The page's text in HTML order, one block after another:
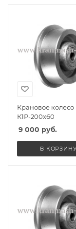
Крановое колесо
К1Р-200х60
9 000 руб.
В КОРЗИНУ